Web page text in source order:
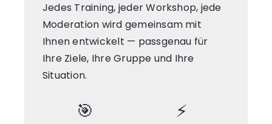
Jedes Training, jeder Workshop, jede
Moderation wird gemeinsam mit
Ihnen entwickelt — passgenau für
Ihre Ziele, Ihre Gruppe und Ihre
Situation.
🎯 ⚡